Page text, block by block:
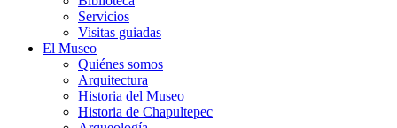
Servicios
Visitas guiadas
El Museo
Quiénes somos
Arquitectura
Historia del Museo
Historia de Chapultepec